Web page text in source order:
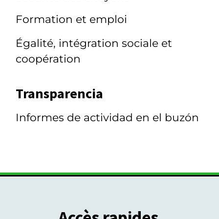
Formation et emploi
Égalité, intégration sociale et
coopération
Transparencia
Informes de actividad en el buzón